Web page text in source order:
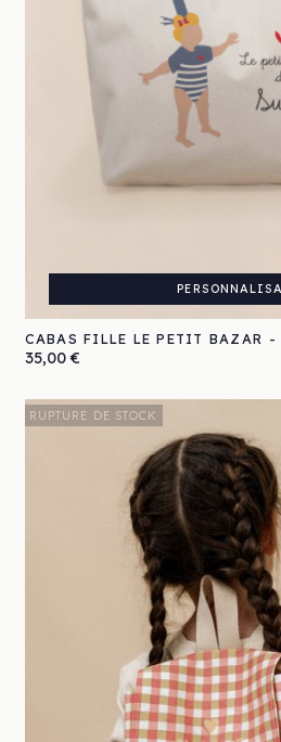
CABAS FILLE LE PETIT BAZAR -
Prix
35,00 €
RUPTURE DE STOCK